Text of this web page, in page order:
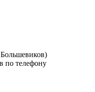
по телефону